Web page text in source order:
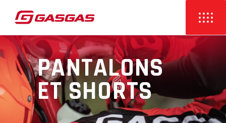
PANTALONS
ET SHORTS